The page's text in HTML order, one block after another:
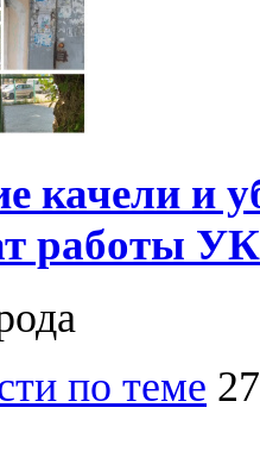
качели и
работы
по теме